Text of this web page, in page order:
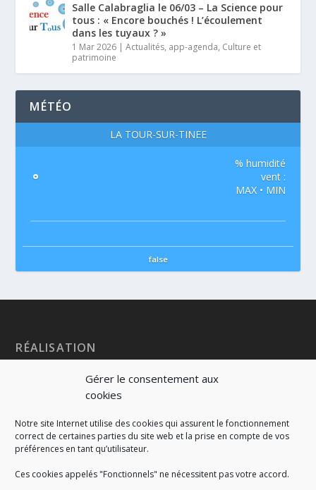
Gérer le consentement aux
cookies
Notre site Internet utilise des cookies qui assurent le fonctionnement
correct de certaines parties du site web et la prise en compte de vos
préférences en tant qu’utilisateur.
Ces cookies appelés "Fonctionnels" ne nécessitent pas votre accord.
Salle Calabraglia le 06/03 – La Science pour
tous : « Encore bouchés ! L’écoulement
dans les tuyaux ? »
1 Mar 2026 |Actualités, app-agenda, Culture et
patrimoine
MÉTÉO
LA TOUR-SUR-TINÉE
°
% humidité
vent :
MAX • MIN
false
RÉALISATION